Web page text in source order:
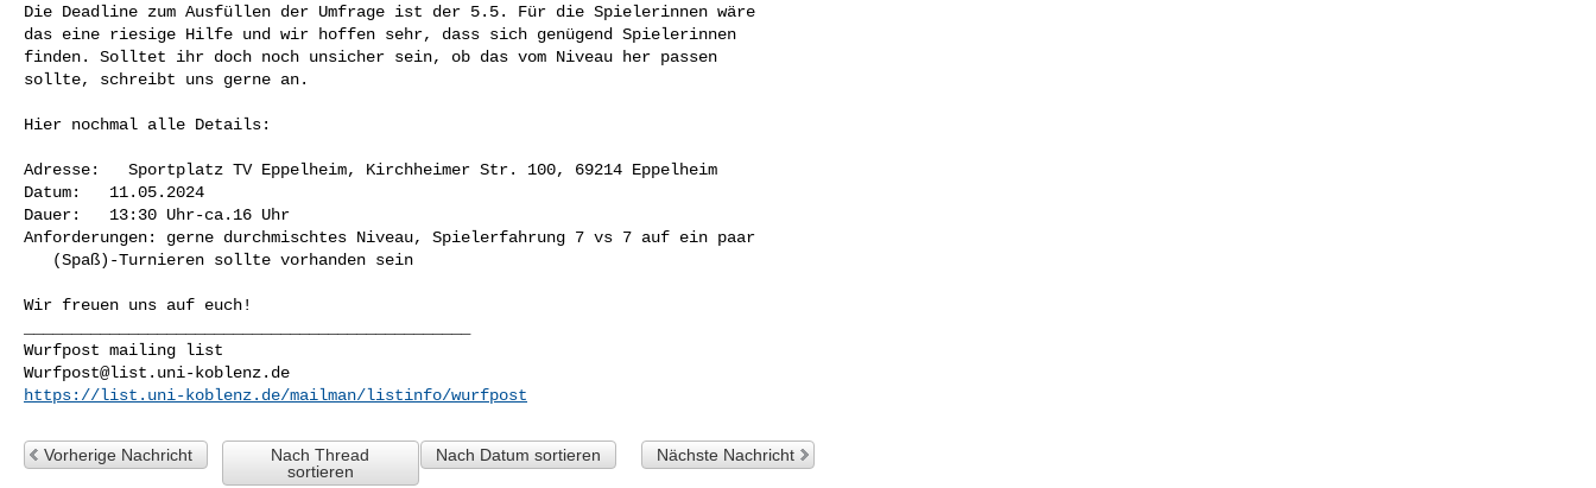
Die Deadline zum Ausfüllen der Umfrage ist der 5.5. Für die Spielerinnen wäre
das eine riesige Hilfe und wir hoffen sehr, dass sich genügend Spielerinnen
finden. Solltet ihr doch noch unsicher sein, ob das vom Niveau her passen
sollte, schreibt uns gerne an.
Hier nochmal alle Details:
Adresse:   Sportplatz TV Eppelheim, Kirchheimer Str. 100, 69214 Eppelheim
Datum:   11.05.2024
Dauer:   13:30 Uhr-ca.16 Uhr
Anforderungen: gerne durchmischtes Niveau, Spielerfahrung 7 vs 7 auf ein paar
Wurfpost@list.uni-koblenz.de
https://list.uni-koblenz.de/mailman/listinfo/wurfpost
Vorherige Nachricht
Nach Thread
sortieren
Nach Datum sortieren Nächste Nachricht